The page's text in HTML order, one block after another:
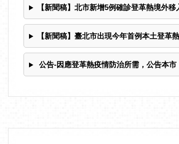
【新聞稿】北市新增5例確診登革熱境外
【新聞稿】臺北市出現今年首例本土登革
公告-因應登革熱疫情防治所需，公告本